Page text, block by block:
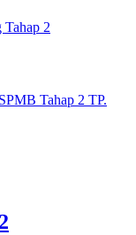
2
Tahap 2 TP.